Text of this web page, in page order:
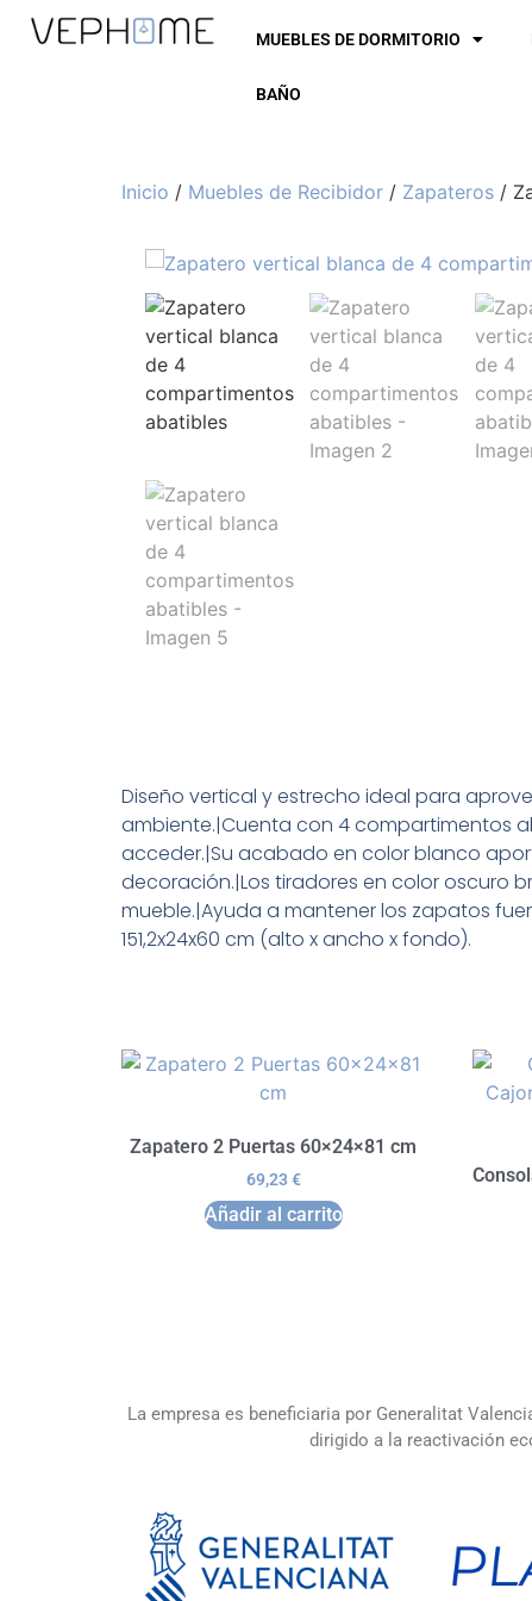
MUEBLES DE DORMITORIO
BAÑO
Inicio / Muebles de Recibidor / Zapateros /
Diseño vertical y estrecho ideal para
ambiente.|Cuenta con 4 compartimentos
acceder.|Su acabado en color blanco
decoración.|Los tiradores en color oscuro
mueble.|Ayuda a mantener los zapatos
151,2x24x60 cm (alto x ancho x fondo).
Zapatero 2 Puertas 60×24×81 cm
69,23€
Añadir al carrito
La empresa es beneficiaria por Generalitat
dirigido a la reactivación